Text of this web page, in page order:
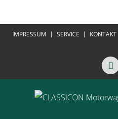
IMPRESSUM SERVICE KONTAKT